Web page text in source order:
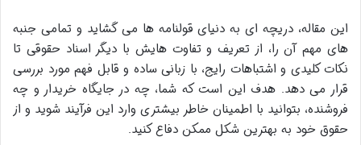
این مقاله، دریچه ای به دنیای قولنامه ها می گشاید و تمامی جنبه
های مهم آن را، از تعریف و تفاوت هایش با دیگر اسناد حقوقی تا
نکات کلیدی و اشتباهات رایج، با زبانی ساده و قابل فهم مورد بررسی
قرار می دهد. هدف این است که شما، چه در جایگاه خریدار و چه
فروشنده، بتوانید با اطمینان خاطر بیشتری وارد این فرآیند شوید و از
حقوق خود به بهترین شکل ممکن دفاع کنید.